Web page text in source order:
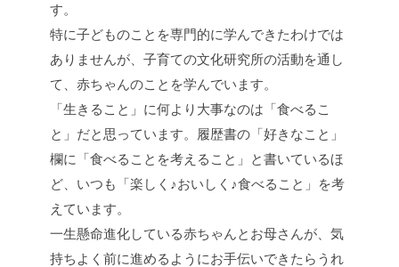
す。
特に子どものことを専門的に学んできたわけでは
ありませんが、子育ての文化研究所の活動を通し
て、赤ちゃんのことを学んでいます。
「生きること」に何より大事なのは「食べるこ
と」だと思っています。履歴書の「好きなこと」
欄に「食べることを考えること」と書いているほ
ど、いつも「楽しく♪おいしく♪食べること」を考
えています。
一生懸命進化している赤ちゃんとお母さんが、気
持ちよく前に進めるようにお手伝いできたらうれ